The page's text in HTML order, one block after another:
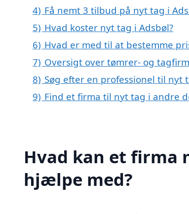
4) Få nemt 3 tilbud på nyt tag i
5) Hvad koster nyt tag i Adsbøl?
6) Hvad er med til at bestemme
7) Oversigt over tømrer- og
8) Søg efter en professionel til nyt
9) Find et firma til nyt tag i andre
Hvad kan et firma
hjælpe med?